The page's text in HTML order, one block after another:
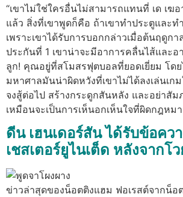
“เขาไม่ใช่ใครอื่นไม่สามารถแทนที่ เด เฆ
แล้ว สิ่งที่เขาพูดก็คือ ถ้าเขาทำประตูและท
เพราะเขาได้รับการบอกกล่าวเมื่อต้นฤดูกา
ประกันที่ 1 เขาน่าจะมีอาการคลื่นไส้และอ
ลูก! คุณอยู่ที่สโมสรฟุตบอลที่ยอดเยี่ยม โดย
มหาศาลมันน่าผิดหวังที่เขาไม่ได้ลงเล่นเก
จงสู้ต่อไป สร้างกระดูกสันหลัง และอย่าสั
เหมือนจะเป็นการเห็นอกเห็นใจที่ผิดกฎหม
ดีน เฮนเดอร์สัน ได้รับข้อคว
เชสเตอร์ยูไนเต็ด หลังจากโ
ข่าวล่าสุดของน็อตติงแฮม ฟอเรสต์จากน็อ